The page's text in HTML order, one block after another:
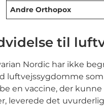
Andre Orthopox
til
Nordic har ikke
luftvejssygdomme som
en vaccine, der
leverede det